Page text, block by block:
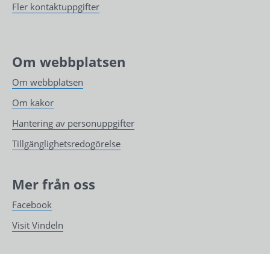
Fler kontaktuppgifter
Om webbplatsen
Om webbplatsen
Om kakor
Hantering av personuppgifter
Tillgänglighetsredogörelse
Mer från oss
Facebook
Visit Vindeln